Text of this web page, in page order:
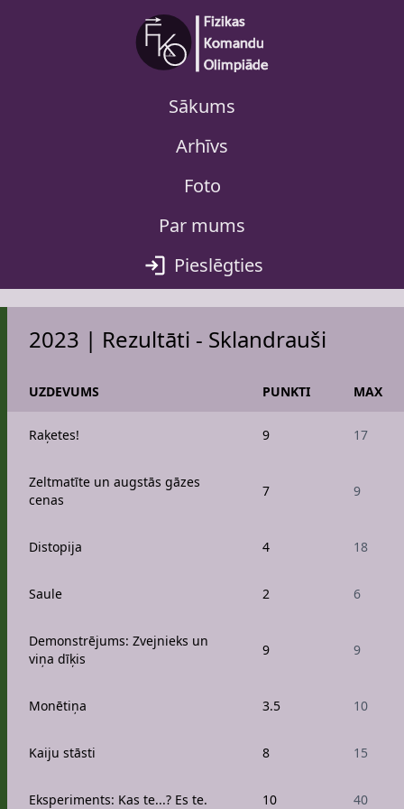
Sākums
Arhīvs
Foto
Par mums
Pieslēgties
2023 | Rezultāti - Sklandrauši
UZDEVUMS PUNKTI MAX
Raķetes! 9 17
Zeltmatīte un augstās gāzes
cenas
7 9
Distopija 4 18
Saule 2 6
Demonstrējums: Zvejnieks un
viņa dīķis
9 9
Monētiņa 3.5 10
Kaiju stāsti 8 15
Eksperiments: Kas te...? Es te. 10 40